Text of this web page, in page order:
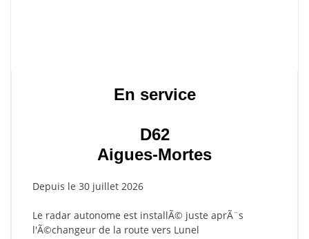
En service
D62
Aigues-Mortes
Depuis le 30 juillet 2026
Le radar autonome est installÃ© juste aprÃ¨s
l'Ã©changeur de la route vers Lunel